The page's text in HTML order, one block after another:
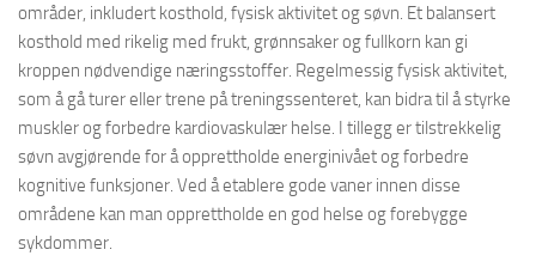
områder, inkludert kosthold, fysisk aktivitet og søvn. Et balansert
kosthold med rikelig med frukt, grønnsaker og fullkorn kan gi
kroppen nødvendige næringsstoffer. Regelmessig fysisk aktivitet,
som å gå turer eller trene på treningssenteret, kan bidra til å styrke
muskler og forbedre kardiovaskulær helse. I tillegg er tilstrekkelig
søvn avgjørende for å opprettholde energinivået og forbedre
kognitive funksjoner. Ved å etablere gode vaner innen disse
områdene kan man opprettholde en god helse og forebygge
sykdommer.